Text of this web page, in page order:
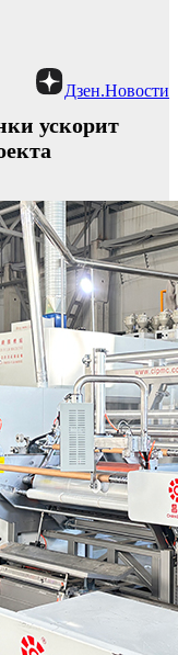
Дзен.Новости
ускорит